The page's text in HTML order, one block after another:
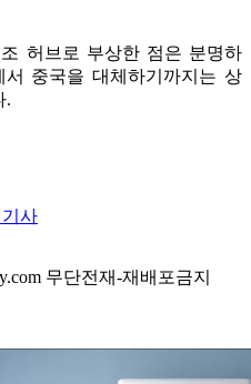
허브로 부상한 점은 분명하
서 중국을 대체하기까지는 상
.
사
무단전재-재배포금지